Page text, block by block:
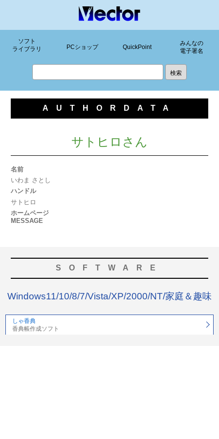
ソフト
ライブラリ
PCショップ QuickPoint
みんなの
電子署名
AUTHORDATA
サトヒロさん
名前
いわま さとし
ハンドル
サトヒロ
ホームページ
MESSAGE
SOFTWARE
Windows11/10/8/7/Vista/XP/2000/NT/家庭＆趣味
しゃ香典
香典帳作成ソフト